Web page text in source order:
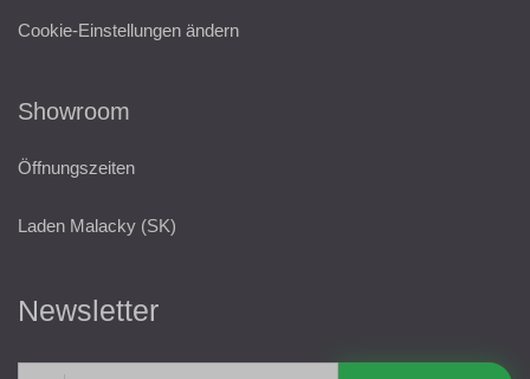
Cookie-Einstellungen ändern
Showroom
Öffnungszeiten
Laden Malacky (SK)
Newsletter